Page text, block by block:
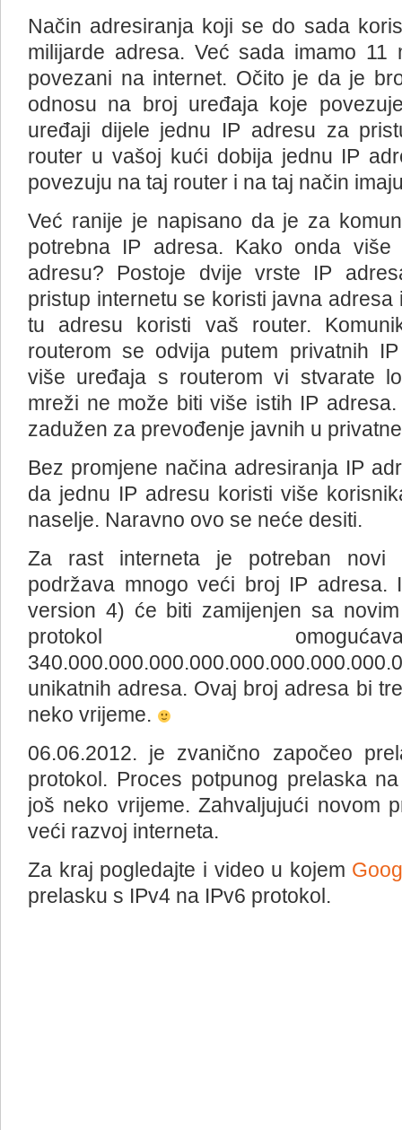
Način adresiranja koji se do sada
milijarde adresa. Već sada imamo 11
povezani na internet. Očito je da je
odnosu na broj uređaja koje
uređaji dijele jednu IP adresu za
router u vašoj kući dobija jednu IP
povezuju na taj router i na taj način
Već ranije je napisano da je za
potrebna IP adresa. Kako onda
adresu? Postoje dvije vrste IP
pristup internetu se koristi javna adresa
tu adresu koristi vaš router.
routerom se odvija putem privatnih
više uređaja s routerom vi stvarate
mreži ne može biti više istih IP
zadužen za prevođenje javnih u
Bez promjene načina adresiranja IP
da jednu IP adresu koristi više
naselje. Naravno ovo se neće desiti.
Za rast interneta je potreban novi
podržava mnogo veći broj IP adresa.
version 4) će biti zamijenjen sa
protokol
unikatnih adresa. Ovaj broj adresa bi
neko vrijeme.
06.06.2012. je zvanično započeo
protokol. Proces potpunog prelaska
još neko vrijeme. Zahvaljujući novom
veći razvoj interneta.
Za kraj pogledajte i video u kojem
prelasku s IPv4 na IPv6 protokol.